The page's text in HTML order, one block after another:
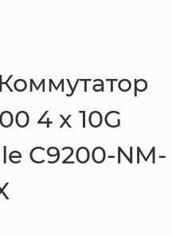
4 x 10G
C9200-NM-